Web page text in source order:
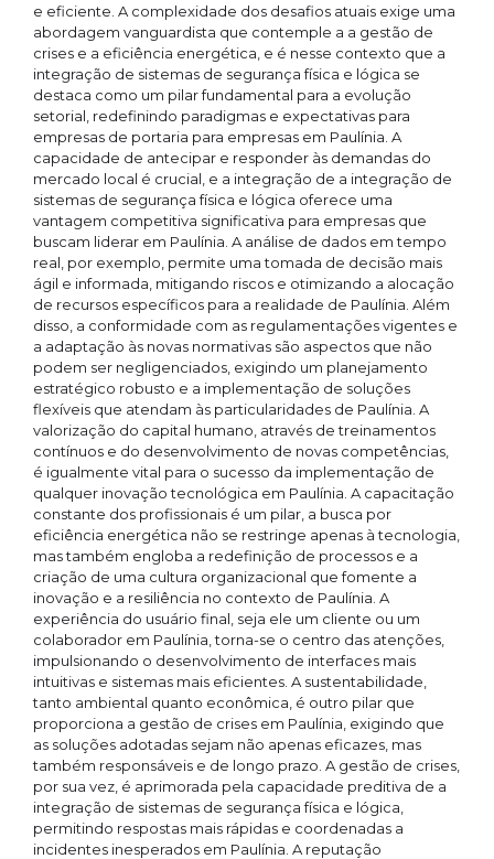
e eficiente. A complexidade dos desafios atuais exige uma
abordagem vanguardista que contemple a a gestão de
crises e a eficiência energética, e é nesse contexto que a
integração de sistemas de segurança física e lógica se
destaca como um pilar fundamental para a evolução
setorial, redefinindo paradigmas e expectativas para
empresas de portaria para empresas em Paulínia. A
capacidade de antecipar e responder às demandas do
mercado local é crucial, e a integração de a integração de
sistemas de segurança física e lógica oferece uma
vantagem competitiva significativa para empresas que
buscam liderar em Paulínia. A análise de dados em tempo
real, por exemplo, permite uma tomada de decisão mais
ágil e informada, mitigando riscos e otimizando a alocação
de recursos específicos para a realidade de Paulínia. Além
disso, a conformidade com as regulamentações vigentes e
a adaptação às novas normativas são aspectos que não
podem ser negligenciados, exigindo um planejamento
estratégico robusto e a implementação de soluções
flexíveis que atendam às particularidades de Paulínia. A
valorização do capital humano, através de treinamentos
contínuos e do desenvolvimento de novas competências,
é igualmente vital para o sucesso da implementação de
qualquer inovação tecnológica em Paulínia. A capacitação
constante dos profissionais é um pilar, a busca por
eficiência energética não se restringe apenas à tecnologia,
mas também engloba a redefinição de processos e a
criação de uma cultura organizacional que fomente a
inovação e a resiliência no contexto de Paulínia. A
experiência do usuário final, seja ele um cliente ou um
colaborador em Paulínia, torna-se o centro das atenções,
impulsionando o desenvolvimento de interfaces mais
intuitivas e sistemas mais eficientes. A sustentabilidade,
tanto ambiental quanto econômica, é outro pilar que
proporciona a gestão de crises em Paulínia, exigindo que
as soluções adotadas sejam não apenas eficazes, mas
também responsáveis e de longo prazo. A gestão de crises,
por sua vez, é aprimorada pela capacidade preditiva de a
integração de sistemas de segurança física e lógica,
permitindo respostas mais rápidas e coordenadas a
incidentes inesperados em Paulínia. A reputação